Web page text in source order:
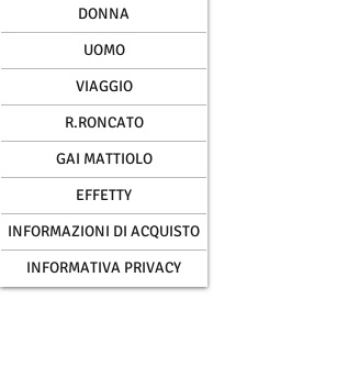
DONNA
UOMO
VIAGGIO
R.RONCATO
GAI MATTIOLO
EFFETTY
INFORMAZIONI DI ACQUISTO
INFORMATIVA PRIVACY